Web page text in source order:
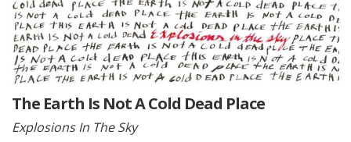
The Earth Is Not A Cold Dead Place
Explosions In The Sky